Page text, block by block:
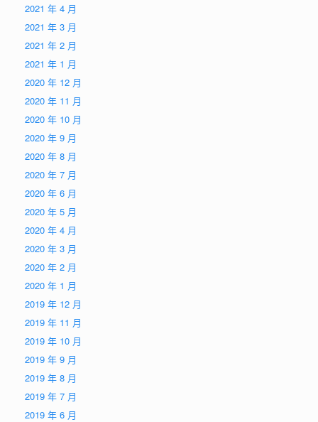
2021 年 4 月
2021 年 3 月
2021 年 2 月
2021 年 1 月
2020 年 12 月
2020 年 11 月
2020 年 10 月
2020 年 9 月
2020 年 8 月
2020 年 7 月
2020 年 6 月
2020 年 5 月
2020 年 4 月
2020 年 3 月
2020 年 2 月
2020 年 1 月
2019 年 12 月
2019 年 11 月
2019 年 10 月
2019 年 9 月
2019 年 8 月
2019 年 7 月
2019 年 6 月